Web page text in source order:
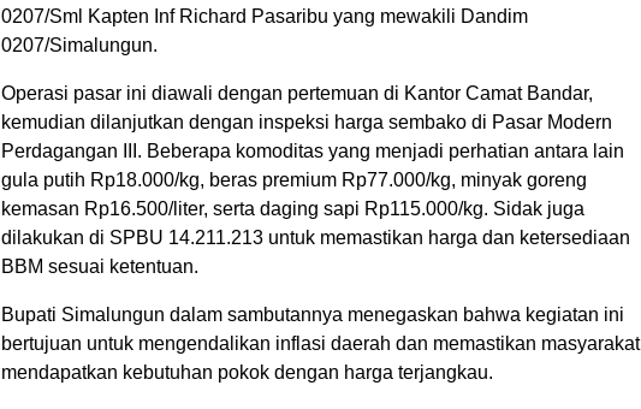
0207/Sml Kapten Inf Richard Pasaribu yang mewakili Dandim
0207/Simalungun.
Operasi pasar ini diawali dengan pertemuan di Kantor Camat Bandar,
kemudian dilanjutkan dengan inspeksi harga sembako di Pasar Modern
Perdagangan III. Beberapa komoditas yang menjadi perhatian antara lain
gula putih Rp18.000/kg, beras premium Rp77.000/kg, minyak goreng
kemasan Rp16.500/liter, serta daging sapi Rp115.000/kg. Sidak juga
dilakukan di SPBU 14.211.213 untuk memastikan harga dan ketersediaan
BBM sesuai ketentuan.
Bupati Simalungun dalam sambutannya menegaskan bahwa kegiatan ini
bertujuan untuk mengendalikan inflasi daerah dan memastikan masyarakat
mendapatkan kebutuhan pokok dengan harga terjangkau.